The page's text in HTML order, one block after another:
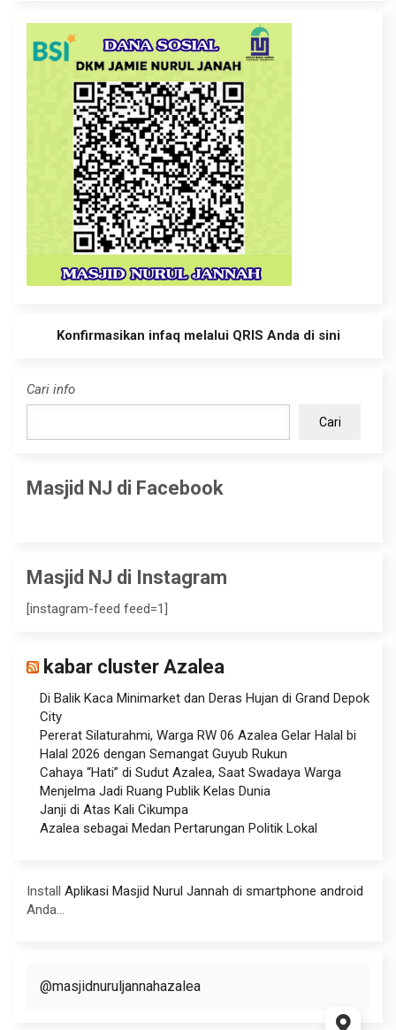
Konfirmasikan infaq melalui QRIS Anda di sini
Cari info
Cari
Masjid NJ di Facebook
Masjid NJ di Instagram
[instagram-feed feed=1]
kabar cluster Azalea
Di Balik Kaca Minimarket dan Deras Hujan di Grand Depok
City
Pererat Silaturahmi, Warga RW 06 Azalea Gelar Halal bi
Halal 2026 dengan Semangat Guyub Rukun
Cahaya “Hati” di Sudut Azalea, Saat Swadaya Warga
Menjelma Jadi Ruang Publik Kelas Dunia
Janji di Atas Kali Cikumpa
Azalea sebagai Medan Pertarungan Politik Lokal
Install Aplikasi Masjid Nurul Jannah di smartphone android
Anda...
@masjidnuruljannahazalea